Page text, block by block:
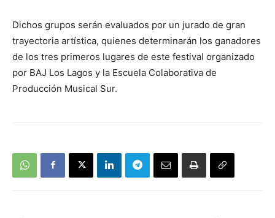
Dichos grupos serán evaluados por un jurado de gran
trayectoria artística, quienes determinarán los ganadores
de los tres primeros lugares de este festival organizado
por BAJ Los Lagos y la Escuela Colaborativa de
Producción Musical Sur.